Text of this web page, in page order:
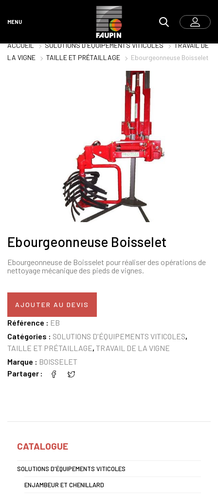
MENU
ACCUEIL SOLUTIONS D'ÉQUIPEMENTS VITICOLES
TRAVAIL DE
LA VIGNE
TAILLE ET PRÉTAILLAGE Ebourgeonneuse Boisselet
Ebourgeonneuse Boisselet
Ebourgeonneuse de Boisselet pour réaliser des opérations de
nettoyage mécanique des pieds de vignes.
AJOUTER AU DEVIS
Référence : EB
Catégories : SOLUTIONS D'ÉQUIPEMENTS VITICOLES,
TAILLE ET PRÉTAILLAGE, TRAVAIL DE LA VIGNE
Marque : BOISSELET
Partager
CATALOGUE
SOLUTIONS D'ÉQUIPEMENTS VITICOLES
ENJAMBEUR ET CHENILLARD